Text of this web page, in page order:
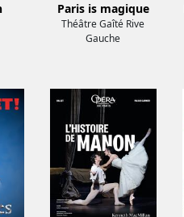
Paris is magique
Théâtre Gaîté Rive
Gauche